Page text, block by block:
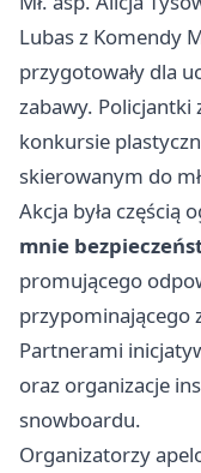
Lubas z Komendy
przygotowały dla
zabawy. Policjantki
konkursie
skierowanym do
Akcja była częścią
mnie
promującego
przypominającego
Partnerami
oraz organizacje
snowboardu.
Organizatorzy